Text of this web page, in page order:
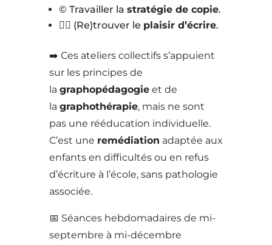
© Travailler la stratégie de copie.
✍🏻 (Re)trouver le plaisir d’écrire.
➡️ Ces ateliers collectifs s’appuient
sur les principes de
la graphopédagogie et de
la graphothérapie, mais ne sont
pas une rééducation individuelle.
C’est une remédiation adaptée aux
enfants en difficultés ou en refus
d’écriture à l’école, sans pathologie
associée.
📅 Séances hebdomadaires de mi-
septembre à mi-décembre